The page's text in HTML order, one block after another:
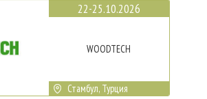
22-25.10.2026
WOODTECH
Стамбул, Турция